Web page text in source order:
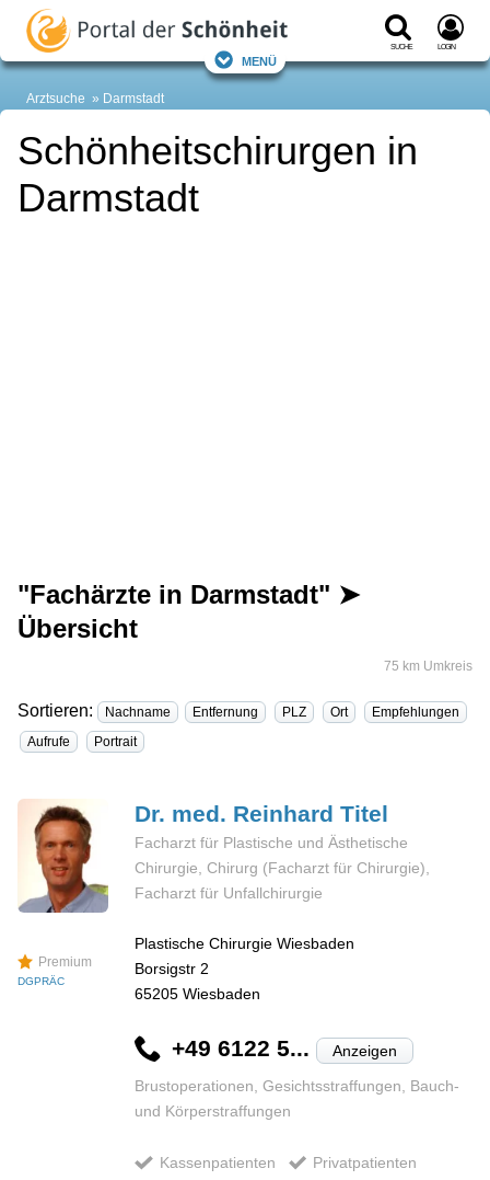
Suche Login
Menü
Arztsuche Darmstadt
Schönheitschirurgen in
Darmstadt
"Fachärzte in Darmstadt" ➤
Übersicht
75 km Umkreis
Sortieren: Nachname Entfernung PLZ Ort
Empfehlungen
Aufrufe
Portrait
Premium
DGPRÄC
Dr. med. ReinhardTitel
Facharzt für Plastische und Ästhetische
Chirurgie, Chirurg (Facharzt für Chirurgie),
Facharzt für Unfallchirurgie
Plastische Chirurgie Wiesbaden
Borsigstr 2
65205 Wiesbaden
+49 6122 5... Anzeigen
Brustoperationen, Gesichtsstraffungen, Bauch-
und Körperstraffungen
Kassenpatienten Privatpatienten